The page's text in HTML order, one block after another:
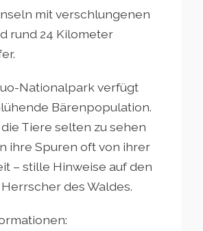
mit verschlungenen
rund 24 Kilometer
Nationalpark verfügt
Bärenpopulation.
Tiere selten zu sehen
ihre Spuren oft von ihrer
– stille Hinweise auf den
des Waldes.